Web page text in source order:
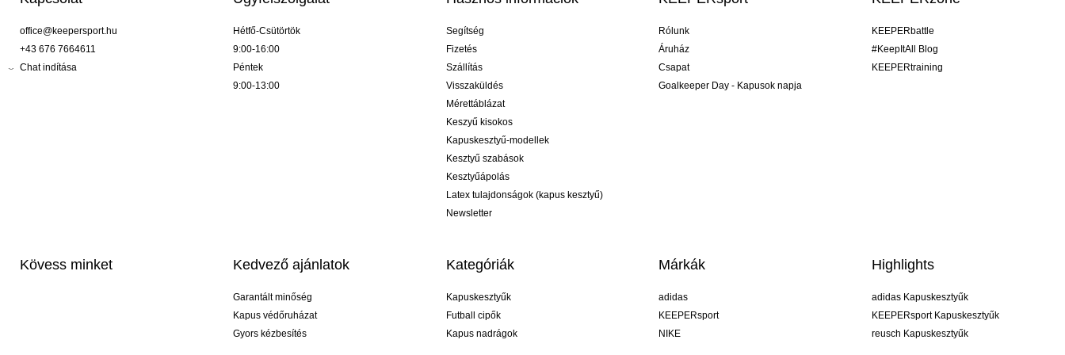
office@keepersport.hu
+43 676 7664611
Chat indítása
Hétfő-Csütörtök
9:00-16:00
Péntek
9:00-13:00
Segítség
Fizetés
Szállítás
Visszaküldés
Mérettáblázat
Keszyű kisokos
Kapuskesztyű-modellek
Kesztyű szabások
Kesztyűápolás
Latex tulajdonságok (kapus kesztyű)
Newsletter
Rólunk
Áruház
Csapat
Goalkeeper Day - Kapusok napja
KEEPERbattle
#KeepItAll Blog
KEEPERtraining
Kövess minket Kedvező ajánlatok
Garantált minőség
Kapus védőruházat
Gyors kézbesítés
Kategóriák
Kapuskesztyűk
Futball cipők
Kapus nadrágok
Márkák
adidas
KEEPERsport
NIKE
Highlights
adidas Kapuskesztyűk
KEEPERsport Kapuskesztyűk
reusch Kapuskesztyűk